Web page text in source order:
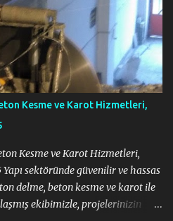
Kesme ve Karot Hizmetleri,
Kesme ve Karot Hizmetleri,
sektöründe güvenilir ve hassas
delme, beton kesme ve karot ile
ekibimizle, projelerinizin